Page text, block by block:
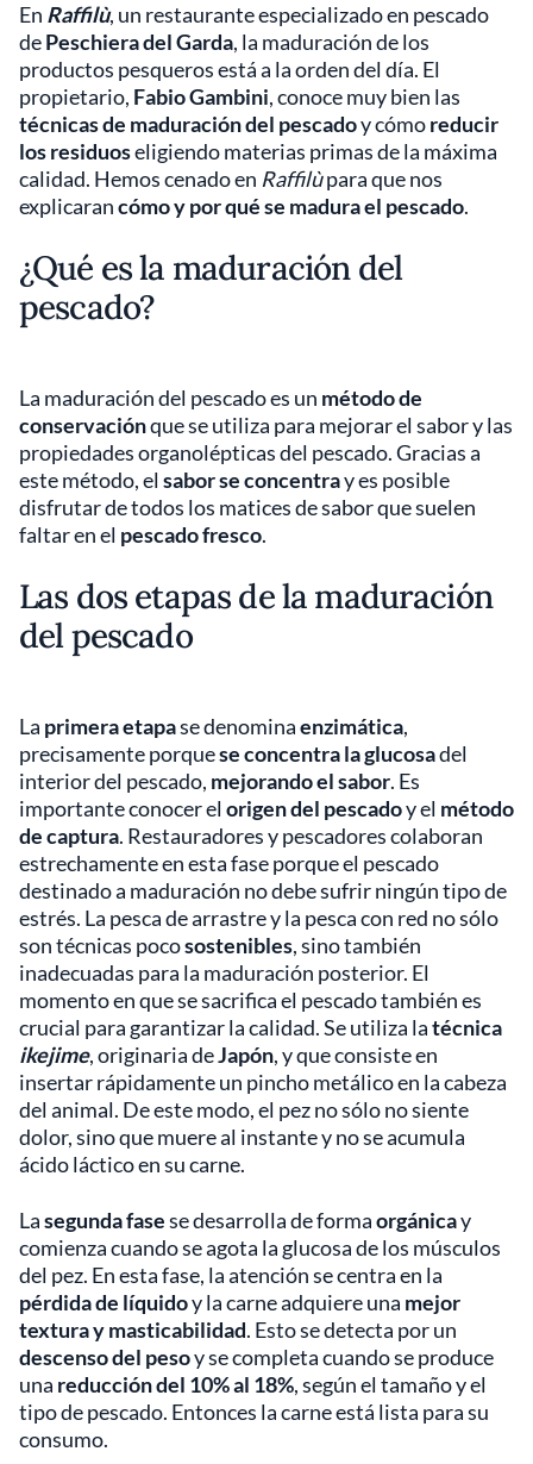
En Raffilù, un restaurante especializado en pescado
dePeschiera del Garda, la maduración de los
productos pesqueros está a la orden del día. El
propietario, Fabio Gambini, conoce muy bien las
técnicas de maduración del pescadoy cómoreducir
los residuoseligiendo materias primas de la máxima
calidad. Hemos cenado en Raffilùpara que nos
explicarancómo y por qué se madura el pescado.
¿Qué es la maduración del
pescado?
La maduración del pescado es un método de
conservaciónque se utiliza para mejorar el sabor y las
propiedades organolépticas del pescado. Gracias a
este método, el sabor se concentray es posible
disfrutar de todos los matices de sabor que suelen
faltar en el pescado fresco.
Las dos etapas de la maduración
del pescado
La primera etapase denominaenzimática,
precisamente porquese concentra la glucosadel
interior del pescado, mejorando el sabor. Es
importante conocer el origen del pescadoy el método
de captura. Restauradores y pescadores colaboran
estrechamente en esta fase porque el pescado
destinado a maduración no debe sufrir ningún tipo de
estrés. La pesca de arrastre y la pesca con red no sólo
son técnicas pocosostenibles, sino también
inadecuadas para la maduración posterior. El
momento en que se sacrifica el pescado también es
crucial para garantizar la calidad. Se utiliza latécnica
ikejime, originaria deJapón, y que consiste en
insertar rápidamente un pincho metálico en la cabeza
del animal. De este modo, el pez no sólo no siente
dolor, sino que muere al instante y no se acumula
ácido láctico en su carne.
Lasegunda fasese desarrolla de formaorgánicay
comienza cuando se agota la glucosa de los músculos
del pez. En esta fase, la atención se centra en la
pérdida de líquidoy la carne adquiere una mejor
textura y masticabilidad. Esto se detecta por un
descenso del pesoy se completa cuando se produce
una reducción del 10% al 18%, según el tamaño y el
tipo de pescado. Entonces la carne está lista para su
consumo.